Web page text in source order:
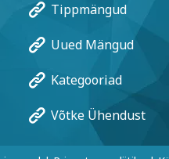
Tippmängud
Uued Mängud
Kategooriad
Võtke Ühendust